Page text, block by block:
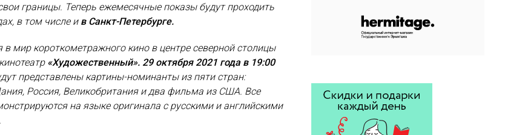
границы. Теперь ежемесячные показы будут проходить
в том числе и в Санкт-Петербурге.
в мир короткометражного кино в центре северной столицы
«Художественный». 29 октября 2021 года в 19:00
представлены картины-номинанты из пяти стран:
Россия, Великобритания и два фильма из США. Все
на языке оригинала с русскими и английскими